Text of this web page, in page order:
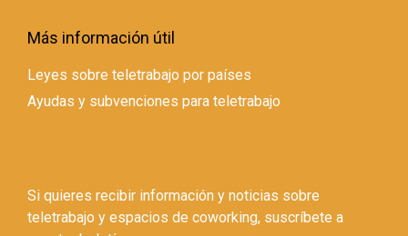
Más información útil
Leyes sobre teletrabajo por países
Ayudas y subvenciones para teletrabajo
Si quieres recibir información y noticias sobre
teletrabajo y espacios de coworking, suscríbete a